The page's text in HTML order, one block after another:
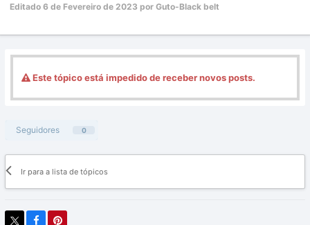
Editado 6 de Fevereiro de 2023 por Guto-Black belt
Este tópico está impedido de receber novos posts.
Seguidores 0
Ir para a lista de tópicos